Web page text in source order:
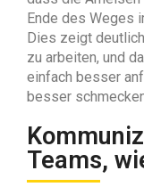
Ende des Weges
Dies zeigt
zu arbeiten, und
einfach besser
besser
Teams,